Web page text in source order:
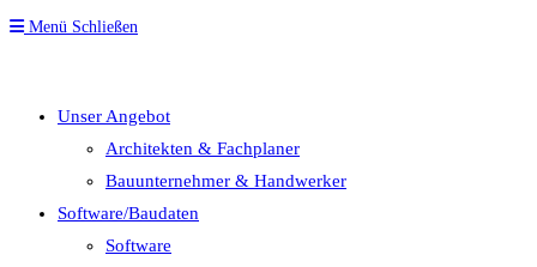
Menü Schließen
Unser Angebot
Architekten & Fachplaner
Bauunternehmer & Handwerker
Software/Baudaten
Software